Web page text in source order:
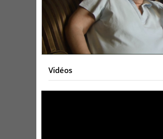
Vidéos